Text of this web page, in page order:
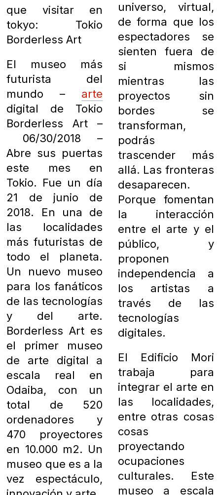
que visitar en
tokyo: Tokio
Borderless Art
El museo más
futurista del
mundo – arte
digital de Tokio
Borderless Art –
06/30/2018 –
Abre sus puertas
este mes en
Tokio. Fue un día
21 de junio de
2018. En una de
las localidades
más futuristas de
todo el planeta.
Un nuevo museo
para los fanáticos
de las tecnologías
y del arte.
Borderless Art es
el primer museo
de arte digital a
escala real en
Odaiba, con un
total de 520
ordenadores y
470 proyectores
en 10.000 m2. Un
museo que es a la
vez espectáculo,
universo, virtual,
de forma que los
espectadores se
sienten fuera de
si mismos
mientras las
proyectos sin
bordes se
transforman,
podrás
trascender más
allá. Las fronteras
desaparecen.
Porque fomentan
la interacción
entre el arte y el
público, y
proponen
independencia a
los artistas a
través de las
tecnologías
digitales.
El Edificio Mori
trabaja para
integrar el arte en
las localidades,
entre otras cosas
cosas
proyectando
ocupaciones
culturales. Este
museo a escala